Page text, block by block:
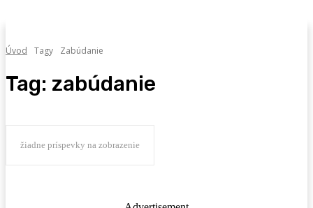
Úvod Tagy Zabúdanie
Tag: zabúdanie
žiadne príspevky na zobrazenie